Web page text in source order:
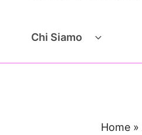
Chi Siamo
Home »